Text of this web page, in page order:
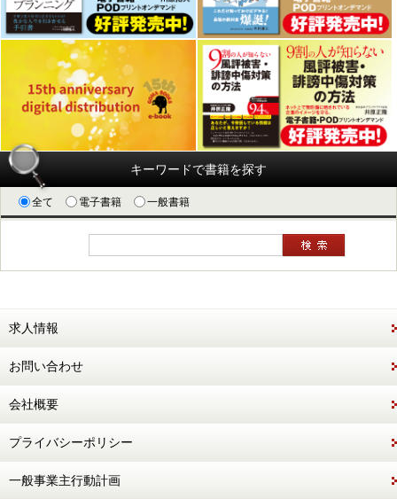
キーワードで書籍を探す
全て 電子書籍 一般書籍
求人情報
お問い合わせ
会社概要
プライバシーポリシー
一般事業主行動計画